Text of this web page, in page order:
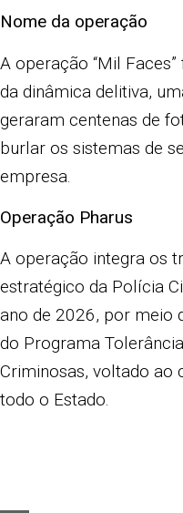
Nome da operação
A operação “Mil
da dinâmica delitiva,
geraram centenas de
burlar os sistemas de
empresa.
Operação Pharus
A operação integra os
estratégico da Polícia
ano de 2026, por meio
do Programa
Criminosas, voltado ao
todo o Estado.